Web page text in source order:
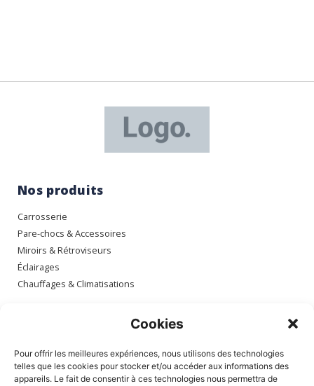
Cookies
Pour offrir les meilleures expériences, nous utilisons des technologies
telles que les cookies pour stocker et/ou accéder aux informations des
appareils. Le fait de consentir à ces technologies nous permettra de
Nos produits
Carrosserie
Pare-chocs & Accessoires
Miroirs & Rétroviseurs
Éclairages
Chauffages & Climatisations
Mon compte
Mes commandes
Mes adresses